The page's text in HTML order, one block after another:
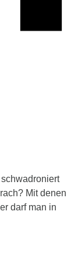
Mit denen
darf man in